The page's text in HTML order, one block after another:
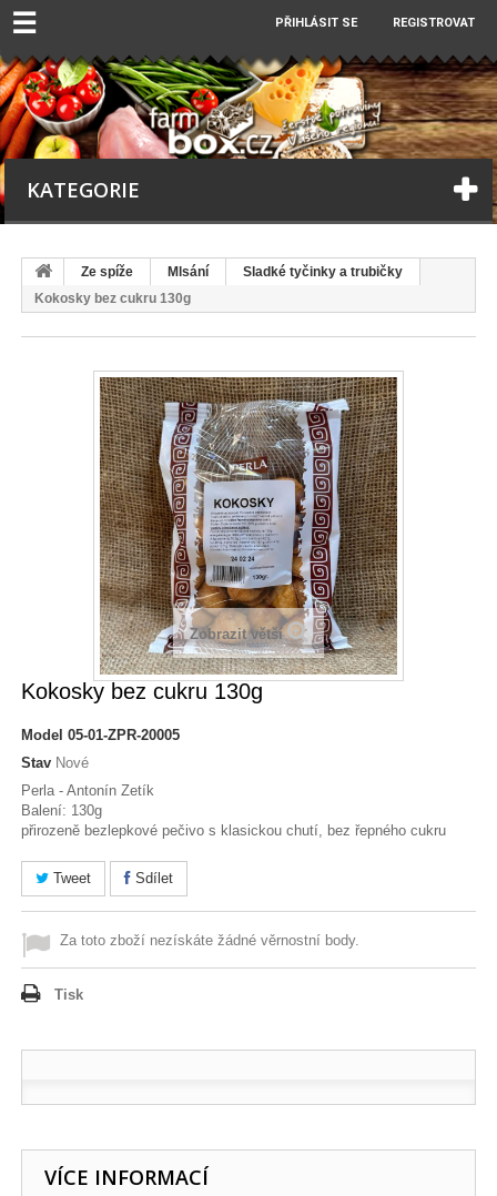
☰ PŘIHLÁSIT SE REGISTROVAT
KATEGORIE
Ze spíže Mlsání
Sladké tyčinky a trubičky
Kokosky bez cukru 130g
Zobrazit větší
Kokosky bez cukru 130g
Model 05-01-ZPR-20005
Stav Nové
Perla - Antonín Zetík
Balení: 130g
přirozeně bezlepkové pečivo s klasickou chutí, bez řepného cukru
Tweet Sdílet
Za toto zboží nezískáte žádné věrnostní body.
Tisk
VÍCE INFORMACÍ